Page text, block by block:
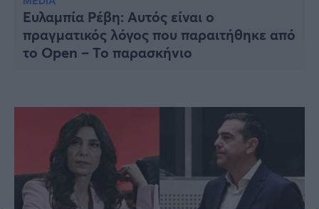
Υγεία
Γυναίκα
Καιρός
Ευλαμπία Ρέβη: Aυτός είναι ο
πραγματικός λόγος που παραιτήθηκε από
το Open – Το παρασκήνιο